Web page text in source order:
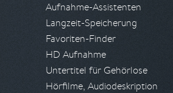
Aufnahme-Assistenten
Langzeit-Speicherung
Favoriten-Finder
HD Aufnahme
Untertitel für Gehörlose
Hörfilme, Audiodeskription